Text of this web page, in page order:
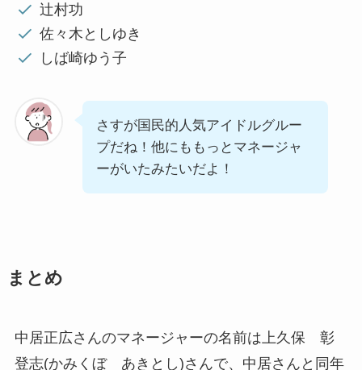
辻村功
佐々木としゆき
しば崎ゆう子
さすが国民的人気アイドルグルー
プだね！他にももっとマネージャ
ーがいたみたいだよ！
まとめ
中居正広さんのマネージャーの名前は上久保 彰
登志(かみくぼ あきとし)さんで、中居さんと同年